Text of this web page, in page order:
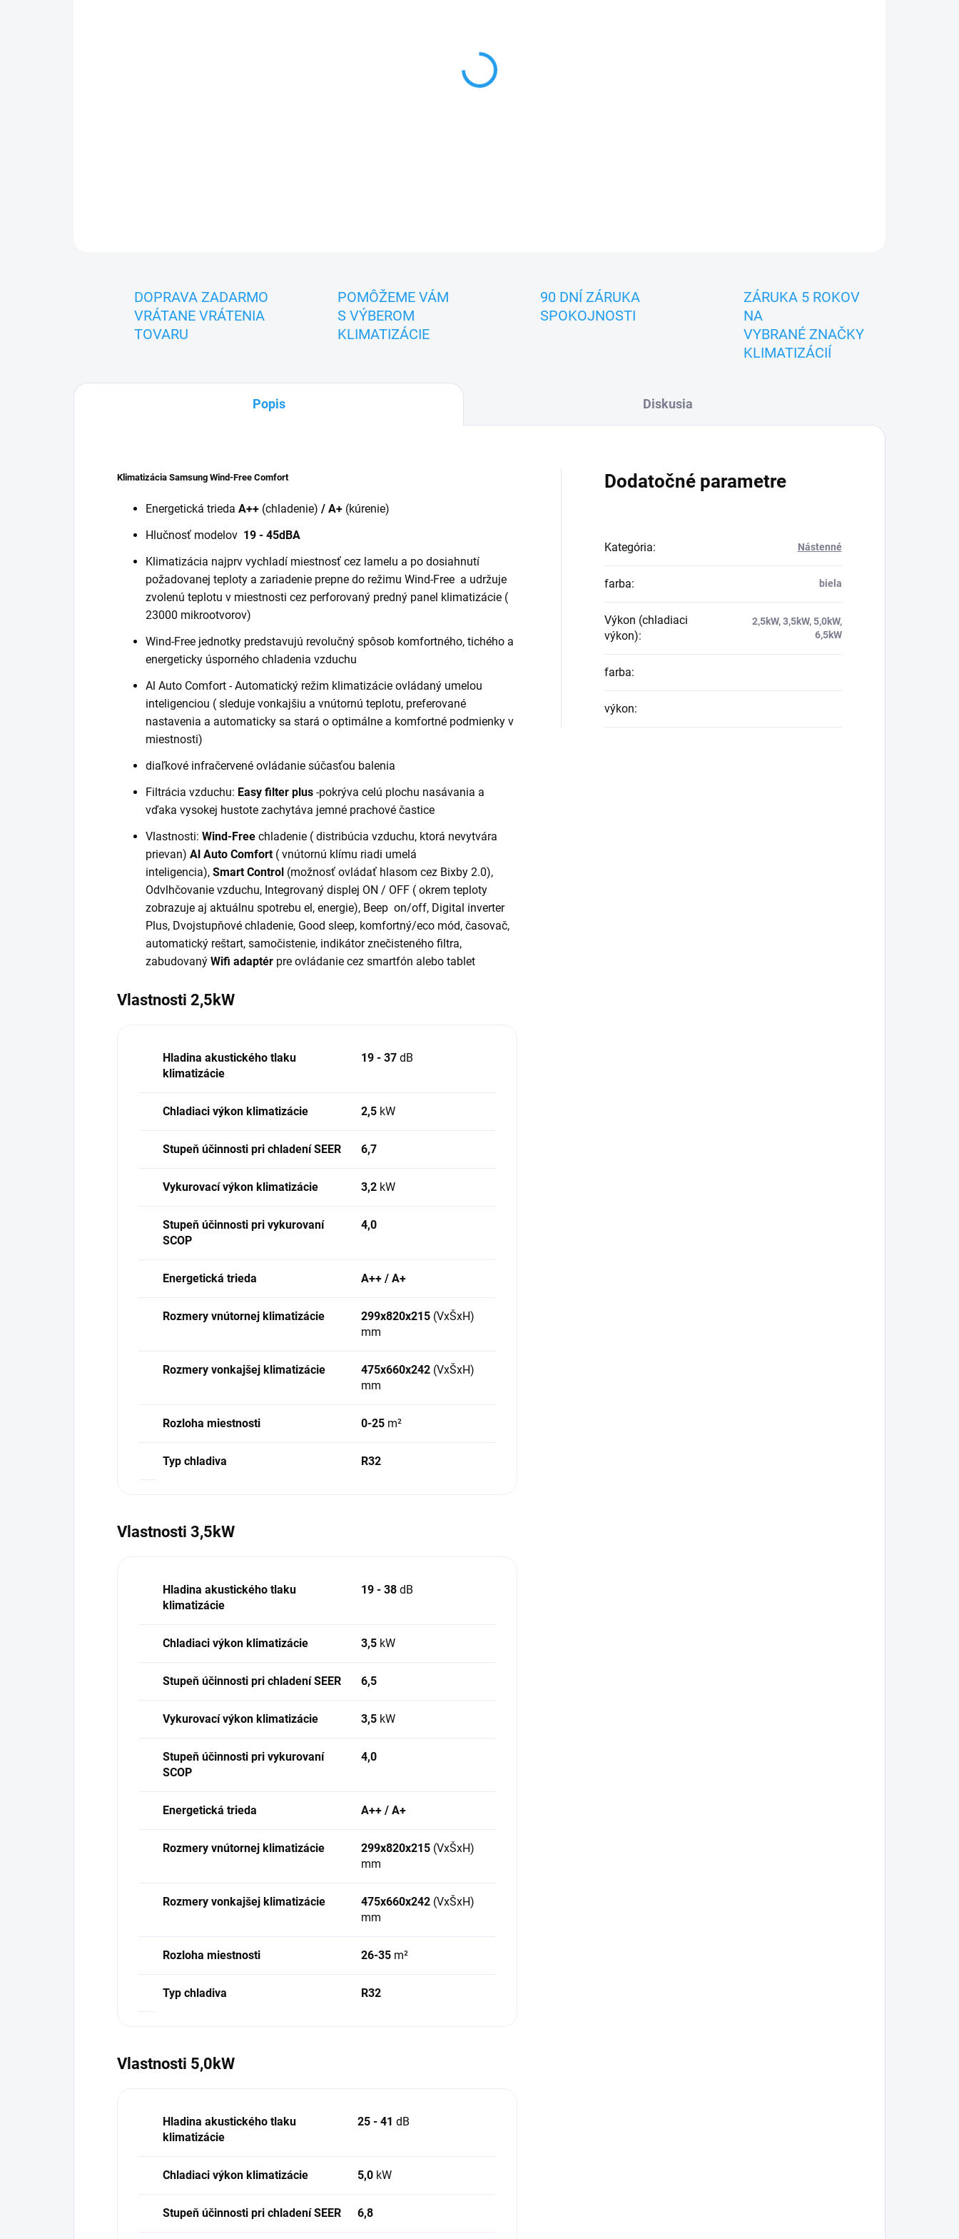
Inverter, 5 ročná záruka, Smart Wifi, Wind-Free technológia, 4-cestné prúdenie
DOPRAVA ZADARMO
VRÁTANE VRÁTENIA
TOVARU
POMÔŽEME VÁM
S VÝBEROM
KLIMATIZÁCIE
90 DNÍ ZÁRUKA
SPOKOJNOSTI
ZÁRUKA 5 ROKOV
NA
VYBRANÉ ZNAČKY
KLIMATIZÁCIÍ
Popis Diskusia
Klimatizácia Samsung Wind-Free Comfort
Energetická trieda A++ (chladenie) / A+ (kúrenie)
Hlučnosť modelov 19 - 45dBA
Klimatizácia najprv vychladí miestnosť cez lamelu a po dosiahnutí
požadovanej teploty a zariadenie prepne do režimu Wind-Free a udržuje
zvolenú teplotu v miestnosti cez perforovaný predný panel klimatizácie (
23000 mikrootvorov)
Wind-Free jednotky predstavujú revolučný spôsob komfortného, tichého a
energeticky úsporného chladenia vzduchu
Al Auto Comfort - Automatický režim klimatizácie ovládaný umelou
inteligenciou ( sleduje vonkajšiu a vnútornú teplotu, preferované
nastavenia a automaticky sa stará o optimálne a komfortné podmienky v
miestnosti)
diaľkové infračervené ovládanie súčasťou balenia
Filtrácia vzduchu: Easy filter plus -pokrýva celú plochu nasávania a
vďaka vysokej hustote zachytáva jemné prachové častice
Vlastnosti: Wind-Free chladenie ( distribúcia vzduchu, ktorá nevytvára
prievan) Al Auto Comfort ( vnútornú klímu riadi umelá
inteligencia), Smart Control (možnosť ovládať hlasom cez Bixby 2.0),
Odvlhčovanie vzduchu, Integrovaný displej ON / OFF ( okrem teploty
zobrazuje aj aktuálnu spotrebu el, energie), Beep on/off, Digital inverter
Plus, Dvojstupňové chladenie, Good sleep, komfortný/eco mód, časovač,
automatický reštart, samočistenie, indikátor znečisteného filtra,
zabudovaný Wifi adaptér pre ovládanie cez smartfón alebo tablet
Vlastnosti 2,5kW
Hladina akustického tlaku
klimatizácie
19 - 37 dB
Chladiaci výkon klimatizácie 2,5 kW
Stupeň účinnosti pri chladení SEER 6,7
Vykurovací výkon klimatizácie 3,2 kW
Stupeň účinnosti pri vykurovaní
SCOP
4,0
Energetická trieda A++ / A+
Rozmery vnútornej klimatizácie 299x820x215 (VxŠxH)
mm
Rozmery vonkajšej klimatizácie 475x660x242 (VxŠxH)
mm
Rozloha miestnosti 0-25 m²
Typ chladiva R32
Vlastnosti 3,5kW
Hladina akustického tlaku
klimatizácie
19 - 38 dB
Chladiaci výkon klimatizácie 3,5 kW
Stupeň účinnosti pri chladení SEER 6,5
Vykurovací výkon klimatizácie 3,5 kW
Stupeň účinnosti pri vykurovaní
SCOP
4,0
Energetická trieda A++ / A+
Rozmery vnútornej klimatizácie 299x820x215 (VxŠxH)
mm
Rozmery vonkajšej klimatizácie 475x660x242 (VxŠxH)
mm
Rozloha miestnosti 26-35 m²
Typ chladiva R32
Vlastnosti 5,0kW
Hladina akustického tlaku
klimatizácie
25 - 41 dB
Chladiaci výkon klimatizácie 5,0 kW
Stupeň účinnosti pri chladení SEER 6,8
Dodatočné parametre
Kategória: Nástenné
farba: biela
Výkon (chladiaci
výkon):
2,5kW, 3,5kW, 5,0kW,
6,5kW
farba:
výkon: